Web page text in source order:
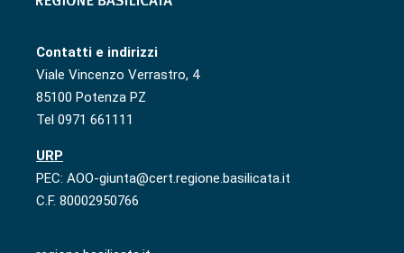
Contatti e indirizzi
Viale Vincenzo Verrastro, 4
85100 Potenza PZ
Tel 0971 661111
URP
PEC: AOO-giunta@cert.regione.basilicata.it
C.F. 80002950766